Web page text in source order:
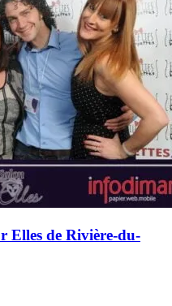
Elles de Rivière-du-